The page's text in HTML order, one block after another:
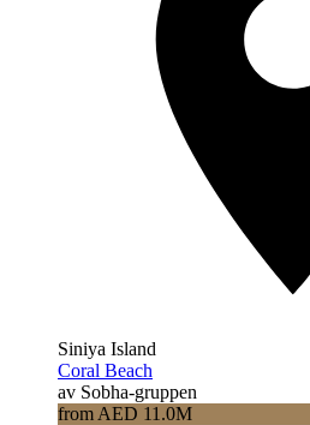
Siniya Island
Coral Beach
av Sobha-gruppen
from AED 11.0M